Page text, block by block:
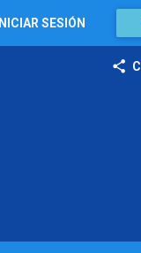
INICIAR SESIÓN